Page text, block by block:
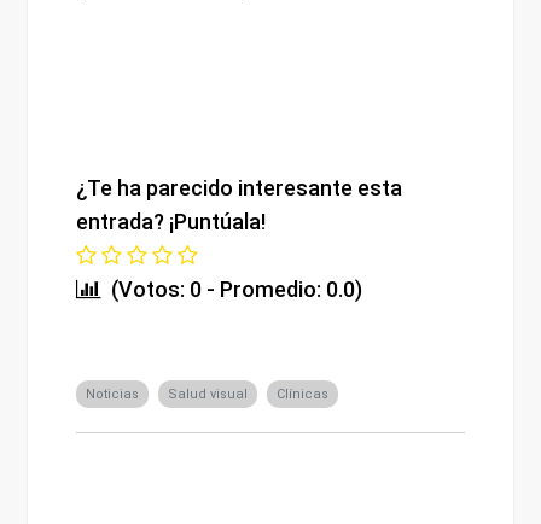
¿Te ha parecido interesante esta
entrada? ¡Puntúala!
(Votos: 0 - Promedio: 0.0)
Noticias Salud visual Clínicas